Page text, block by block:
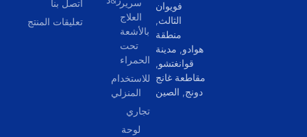
فويوان
الثالث,
منطقة
هوادو, مدينة
قوانغتشو,
مقاطعة غانج
دونج, الصين
سرير
العلاج
بالأشعة
تحت
الحمراء
للاستخدام
المنزلي
تجاري
لوحة
اتصل بنا
تعليقات المنتج